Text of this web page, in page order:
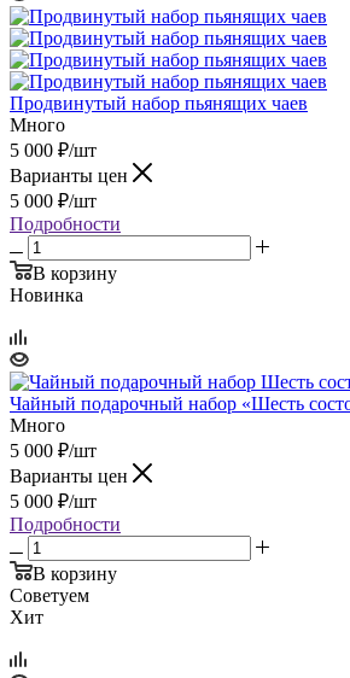
Продвинутый набор пьянящих чаев
Много
5 000 ₽/шт
Варианты цен
5 000 ₽/шт
Подробности
В корзину
Новинка
Чайный подарочный набор «Шесть
Много
5 000 ₽/шт
Варианты цен
5 000 ₽/шт
Подробности
В корзину
Советуем
Хит